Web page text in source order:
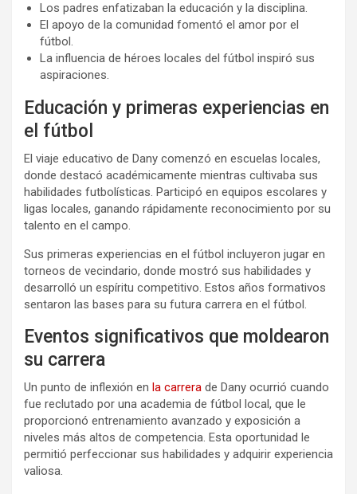
Los padres enfatizaban la educación y la disciplina.
El apoyo de la comunidad fomentó el amor por el
fútbol.
La influencia de héroes locales del fútbol inspiró sus
aspiraciones.
Educación y primeras experiencias en
el fútbol
El viaje educativo de Dany comenzó en escuelas locales,
donde destacó académicamente mientras cultivaba sus
habilidades futbolísticas. Participó en equipos escolares y
ligas locales, ganando rápidamente reconocimiento por su
talento en el campo.
Sus primeras experiencias en el fútbol incluyeron jugar en
torneos de vecindario, donde mostró sus habilidades y
desarrolló un espíritu competitivo. Estos años formativos
sentaron las bases para su futura carrera en el fútbol.
Eventos significativos que moldearon
su carrera
Un punto de inflexión en la carrera de Dany ocurrió cuando
fue reclutado por una academia de fútbol local, que le
proporcionó entrenamiento avanzado y exposición a
niveles más altos de competencia. Esta oportunidad le
permitió perfeccionar sus habilidades y adquirir experiencia
valiosa.